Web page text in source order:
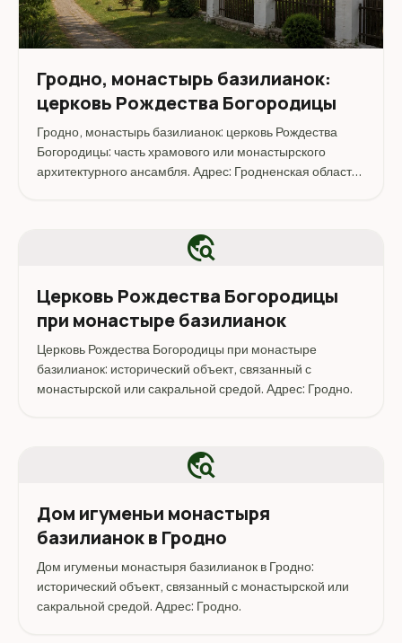
Гродно, монастырь базилианок:
церковь Рождества Богородицы
Гродно, монастырь базилианок: церковь Рождества
Богородицы: часть храмового или монастырского
архитектурного ансамбля. Адрес: Гродненская область,
travel_explore
Церковь Рождества Богородицы
при монастыре базилианок
Церковь Рождества Богородицы при монастыре
базилианок: исторический объект, связанный с
монастырской или сакральной средой. Адрес: Гродно.
travel_explore
Дом игуменьи монастыря
базилианок в Гродно
Дом игуменьи монастыря базилианок в Гродно:
исторический объект, связанный с монастырской или
сакральной средой. Адрес: Гродно.